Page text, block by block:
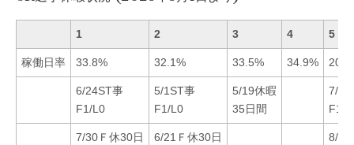
1 2 3 4 5
稼働日率 33.8% 32.1% 33.5% 34.9%
6/24ST事
F1/L0
5/1ST事
F1/L0
5/19休暇
35日間
7/
F1/
7/30Ｆ休30日
6/21Ｆ休30日
8/